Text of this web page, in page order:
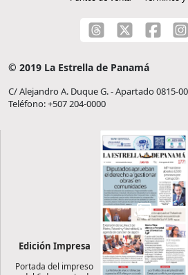
© 2019 La Estrella de Panamá
C/ Alejandro A. Duque G. - Apartado 0815-
Teléfono: +507 204-0000
Edición Impresa
Portada del impreso